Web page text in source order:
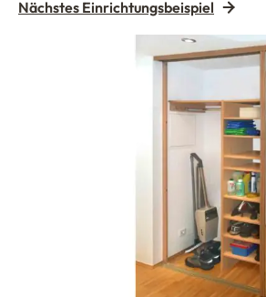
Nächstes Einrichtungsbeispiel